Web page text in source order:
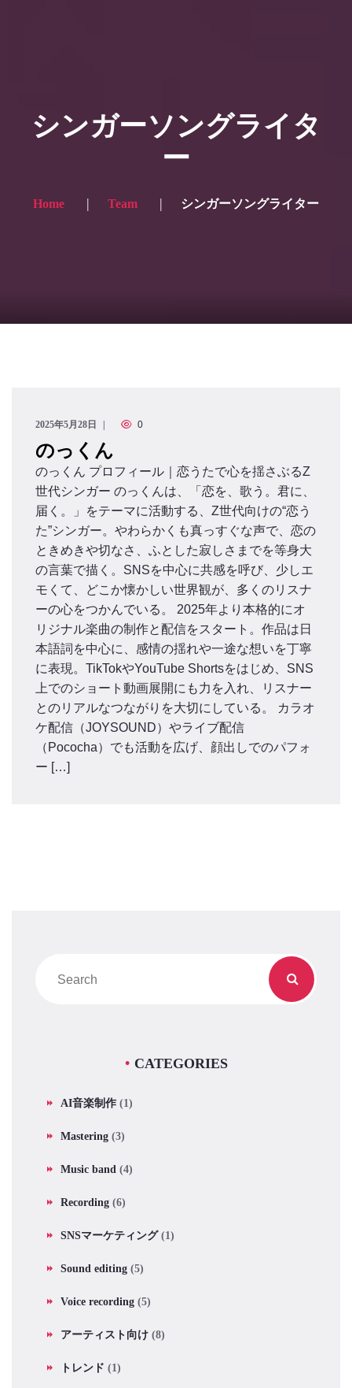
プランと価格
ショップ
シンガーソングライタ
ー
Home Team シンガーソングライター
2025年5月28日 0
のっくん
のっくん プロフィール｜恋うたで心を揺さぶるZ
世代シンガー のっくんは、「恋を、歌う。君に、
届く。」をテーマに活動する、Z世代向けの“恋う
た”シンガー。やわらかくも真っすぐな声で、恋の
ときめきや切なさ、ふとした寂しさまでを等身大
の言葉で描く。SNSを中心に共感を呼び、少しエ
モくて、どこか懐かしい世界観が、多くのリスナ
ーの心をつかんでいる。 2025年より本格的にオ
リジナル楽曲の制作と配信をスタート。作品は日
本語詞を中心に、感情の揺れや一途な想いを丁寧
に表現。TikTokやYouTube Shortsをはじめ、SNS
上でのショート動画展開にも力を入れ、リスナー
とのリアルなつながりを大切にしている。 カラオ
ケ配信（JOYSOUND）やライブ配信
（Pococha）でも活動を広げ、顔出しでのパフォ
ー […]
CATEGORIES
AI音楽制作 (1)
Mastering (3)
Music band (4)
Recording (6)
SNSマーケティング(1)
Sound editing (5)
Voice recording (5)
アーティスト向け (8)
トレンド (1)